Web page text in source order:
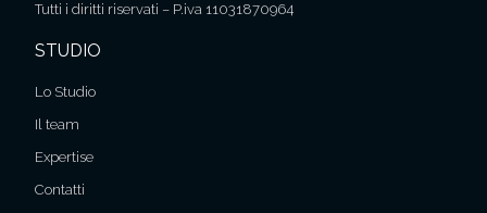
Tutti i diritti riservati – P.iva 11031870964
STUDIO
Lo Studio
Il team
Expertise
Contatti